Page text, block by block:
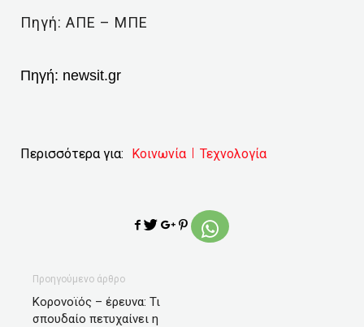
Πηγή: ΑΠΕ – ΜΠΕ
Πηγή: newsit.gr
Περισσότερα για: Κοινωνία Τεχνολογία
Προηγούμενο άρθρο
Κορονοϊός – έρευνα: Τι
σπουδαίο πετυχαίνει η